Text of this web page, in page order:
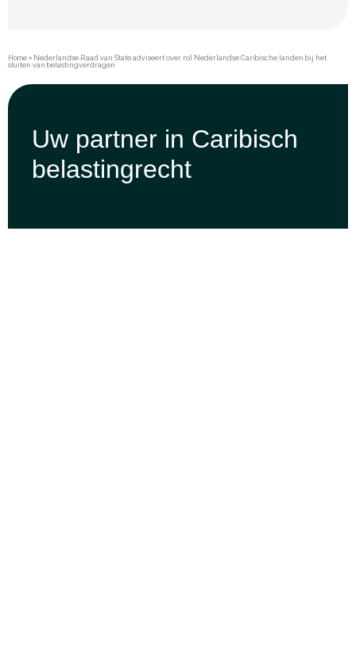
Home» Nederlandse Raad van State adviseert over rol Nederlandse Caribische landen bij het
sluiten van belastingverdragen
Uw partner in Caribisch
belastingrecht